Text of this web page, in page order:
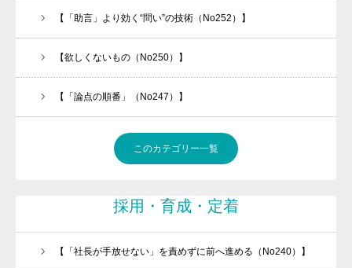
【「助言」より効く“問い”の技術（No252）】
【欲しくないもの（No250）】
【「論点の順番」（No247）】
このカテゴリー一覧
採用・育成・定着
【「社長が手放せない」を責めずに前へ進める（No240）】